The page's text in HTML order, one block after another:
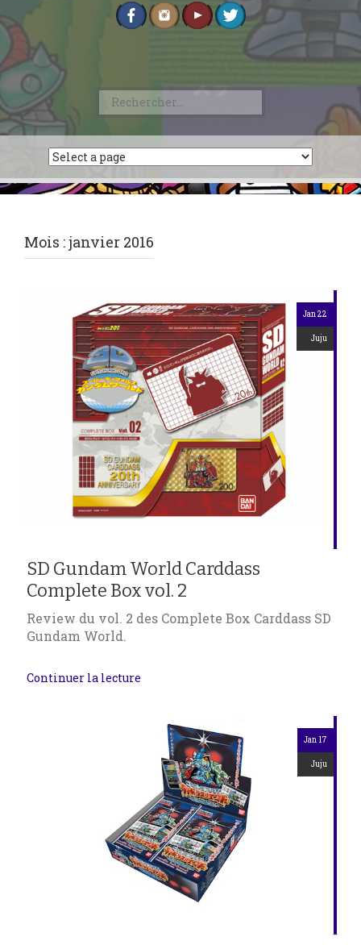
Rechercher :
Mois :janvier 2016
Jan 22
Juju
SD Gundam World Carddass
Complete Box vol. 2
Review du vol. 2 des Complete Box Carddass SD
Gundam World.
Continuer la lecture
Jan 17
Juju